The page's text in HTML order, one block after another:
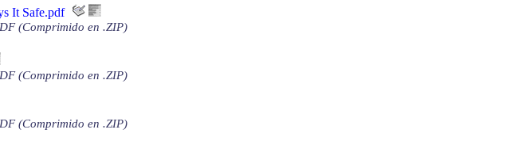
It Safe.pdf
(Comprimido en .ZIP)
(Comprimido en .ZIP)
(Comprimido en .ZIP)